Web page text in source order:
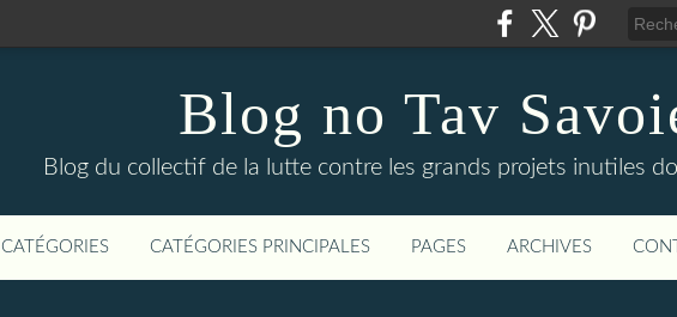
Blog no Tav
Blog du collectif de la lutte contre les grands projets inutiles
CATÉGORIES CATÉGORIES PRINCIPALES PAGES ARCHIVES